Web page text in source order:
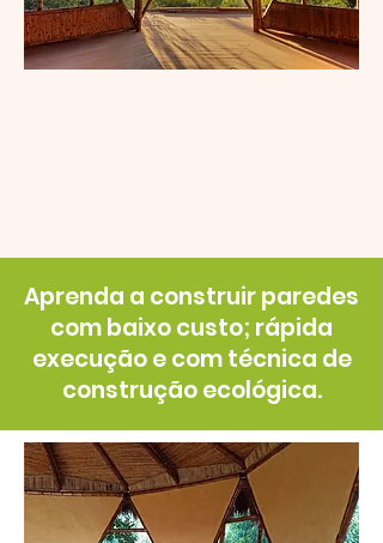
Aprenda a construir paredes
com baixo custo; rápida
execução e com técnica de
construção ecológica.